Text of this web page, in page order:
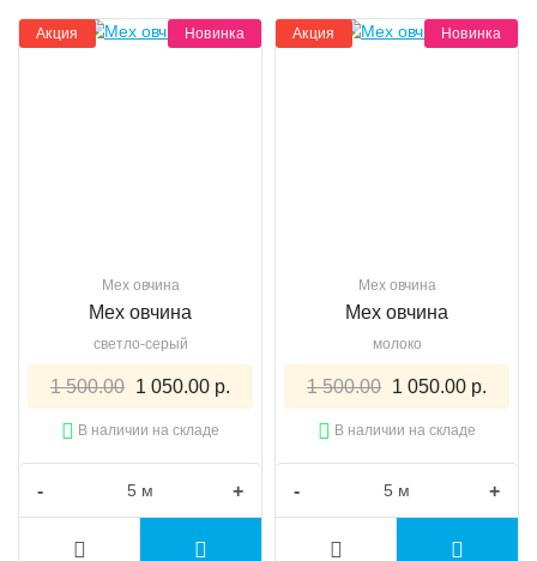
Акция Новинка
Мех овчина
Мех овчина
светло-серый
1 500.00 1 050.00 р.
В наличии на складе
- +
Акция Новинка
Мех овчина
Мех овчина
молоко
1 500.00 1 050.00 р.
В наличии на складе
- +